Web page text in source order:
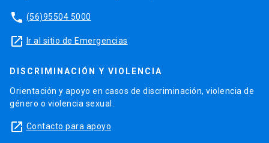
phone (56)95504 5000
launch Ir al sitio de Emergencias
DISCRIMINACIÓN Y VIOLENCIA
Orientación y apoyo en casos de discriminación, violencia de
género o violencia sexual.
launch Contacto para apoyo